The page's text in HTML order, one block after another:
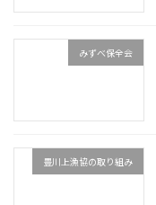
みずべ保全会
豊川上漁協の取り組み